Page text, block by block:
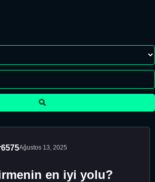
Ağustos 13, 2025
en iyi yolu?